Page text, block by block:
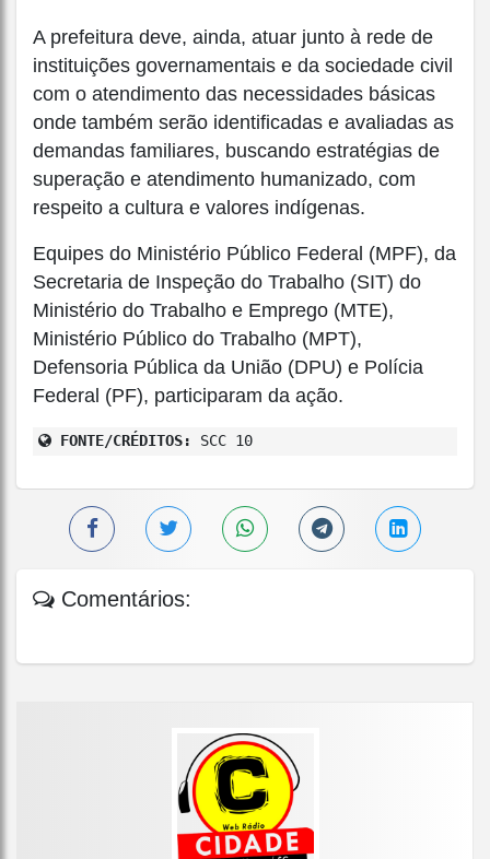
A prefeitura deve, ainda, atuar junto à rede de
instituições governamentais e da sociedade civil
com o atendimento das necessidades básicas
onde também serão identificadas e avaliadas as
demandas familiares, buscando estratégias de
superação e atendimento humanizado, com
respeito a cultura e valores indígenas.
Equipes do Ministério Público Federal (MPF), da
Secretaria de Inspeção do Trabalho (SIT) do
Ministério do Trabalho e Emprego (MTE),
Ministério Público do Trabalho (MPT),
Defensoria Pública da União (DPU) e Polícia
Federal (PF), participaram da ação.
FONTE/CRÉDITOS: SCC 10
Comentários: